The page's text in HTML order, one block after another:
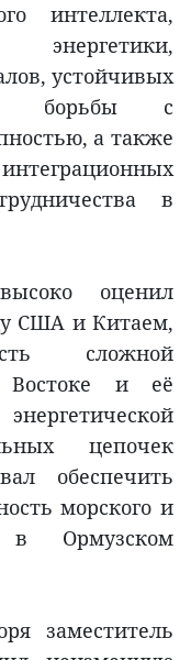
интеллекта,
устойчивых
и борьбы с
а также
в
оценил
США и Китаем,
сложной
Востоке и её
цепочек
обеспечить
морского и
в Ормузском
заместитель